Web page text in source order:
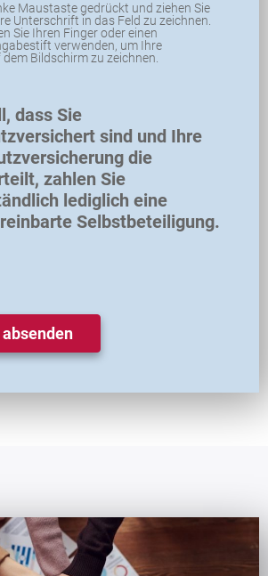
Maustaste gedrückt und ziehen Sie
Unterschrift in das Feld zu zeichnen.
Sie Ihren Finger oder einen
verwenden, um Ihre
Bildschirm zu zeichnen.
dass Sie
sind und Ihre
die
zahlen Sie
lediglich eine
Selbstbeteiligung.